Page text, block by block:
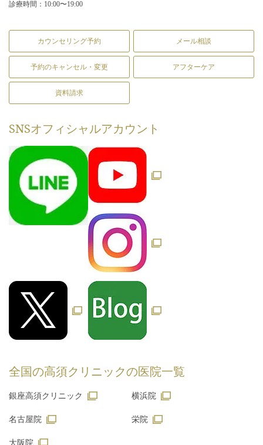
診療時間：10:00〜19:00
カウンセリング予約 メール相談
予約のキャンセル・変更 アフターケア
資料請求
SNSオフィシャルアカウント
全国の高須クリニックの医院一覧
銀座高須クリニック 横浜院
名古屋院 栄院
大阪院